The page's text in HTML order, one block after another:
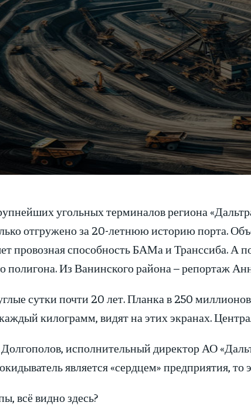
угольных терминалов региона
отгружено за 20-летнюю историю порта.
провозная способность БАМа и Транссиба. А
полигона. Из Ванинского района – репортаж
сутки почти 20 лет. Планка в 250
килограмм, видят на этих экранах.
исполнительный директор АО
является «сердцем» предприятия,
всё видно здесь?